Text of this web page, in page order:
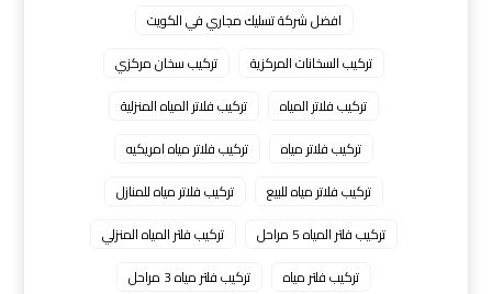
افضل شركة تسليك مجاري في الكويت
تركيب السخانات المركزية
تركيب سخان مركزي
تركيب فلاتر المياه
تركيب فلاتر المياه المنزلية
تركيب فلاتر مياه
تركيب فلاتر مياه امريكيه
تركيب فلاتر مياه للبيع
تركيب فلاتر مياه للمنازل
تركيب فلتر المياه 5 مراحل
تركيب فلتر المياه المنزلي
تركيب فلتر مياه
تركيب فلتر مياه 3 مراحل